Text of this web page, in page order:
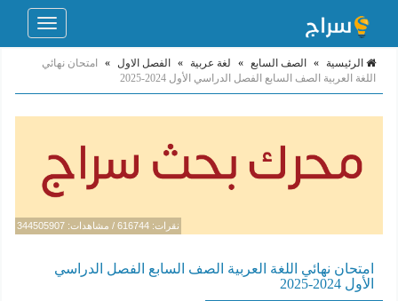
Toggle
الرئيسية » الصف السابع » لغة عربية » الفصل الاول »
امتحان نهائي
اللغة العربية الصف السابع الفصل الدراسي الأول 2024-2025
نقرات: 616744 / مشاهدات: 344505907
امتحان نهائي اللغة العربية الصف السابع الفصل الدراسي
الأول 2024-2025